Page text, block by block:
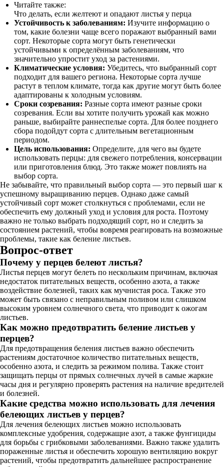
Читайте также:
Что делать, если желтеют и опадают листья у перца
Устойчивость к заболеваниям: Изучите информацию о
том, какие болезни чаще всего поражают выбранный вами
сорт. Некоторые сорта могут быть генетически
устойчивыми к определённым заболеваниям, что
значительно упростит уход за растениями.
Климатические условия: Убедитесь, что выбранный сорт
подходит для вашего региона. Некоторые сорта лучше
растут в теплом климате, тогда как другие могут быть более
адаптированы к холодным условиям.
Сроки созревания: Разные сорта имеют разные сроки
созревания. Если вы хотите получить урожай как можно
раньше, выбирайте раннеспелые сорта. Для более позднего
сбора подойдут сорта с длительным вегетационным
периодом.
Цель использования: Определите, для чего вы будете
использовать перцы: для свежего потребления, консервации
или приготовления блюд. Это также может повлиять на
выбор сорта.
Не забывайте, что правильный выбор сорта — это первый шаг к
успешному выращиванию перцев. Однако даже самый
устойчивый сорт может столкнуться с проблемами, если не
обеспечить ему должный уход и условия для роста. Поэтому
важно не только выбрать подходящий сорт, но и следить за
состоянием растений, чтобы вовремя реагировать на возможные
проблемы, такие как беление листьев.
Вопрос-ответ
Почему у перцев белеют листья?
Листья перцев могут белеть по нескольким причинам, включая
недостаток питательных веществ, особенно азота, а также
воздействие болезней, таких как мучнистая роса. Также это
может быть связано с неправильным поливом или слишком
высоким уровнем солнечного света, что приводит к ожогам
листьев.
Как можно предотвратить беление листьев у
перцев?
Для предотвращения беления листьев важно обеспечить
растениям достаточное количество питательных веществ,
особенно азота, и следить за режимом полива. Также стоит
защищать перцы от прямых солнечных лучей в самые жаркие
часы дня и регулярно проверять растения на наличие вредителей
и болезней.
Какие средства можно использовать для лечения
белеющих листьев у перцев?
Для лечения белеющих листьев можно использовать
комплексные удобрения, содержащие азот, а также фунгициды
для борьбы с грибковыми заболеваниями. Важно также удалить
пораженные листья и обеспечить хорошую вентиляцию вокруг
растений, чтобы предотвратить дальнейшее распространение